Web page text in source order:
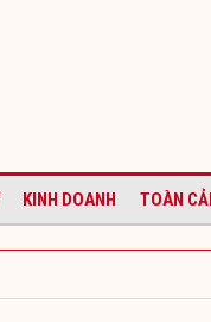
KINH DOANH TOÀN